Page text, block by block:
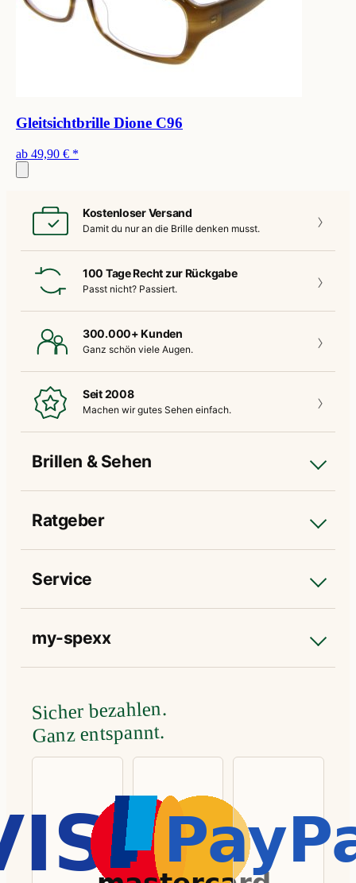
Gleitsichtbrille Dione C96
ab 49,90 € *
Kostenloser Versand
Damit du nur an die Brille denken musst.
100 Tage Recht zur Rückgabe
Passt nicht? Passiert.
300.000+ Kunden
Ganz schön viele Augen.
Seit 2008
Machen wir gutes Sehen einfach.
Brillen & Sehen
Ratgeber
Service
my-spexx
Sicher bezahlen.
Ganz entspannt.